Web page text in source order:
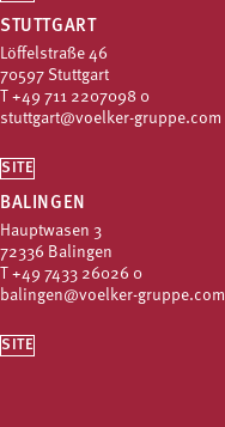
STUTTGART
Löffelstraße 46
70597 Stuttgart
T +49 711 2207098 0
stuttgart@voelker-gruppe.com
SITE
BALINGEN
Hauptwasen 3
72336 Balingen
T +49 7433 26026 0
balingen@voelker-gruppe.com
SITE